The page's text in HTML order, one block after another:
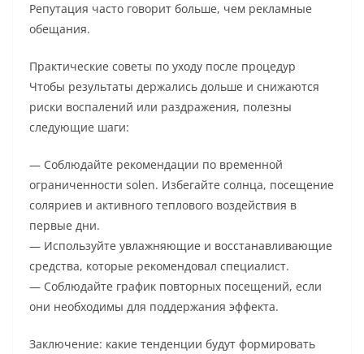
Репутация часто говорит больше, чем рекламные
обещания.
Практические советы по уходу после процедур
Чтобы результаты держались дольше и снижаются
риски воспалений или раздражения, полезны
следующие шаги:
— Соблюдайте рекомендации по временной
ограниченности solen. Избегайте солнца, посещение
соляриев и активного теплового воздействия в
первые дни.
— Используйте увлажняющие и восстанавливающие
средства, которые рекомендовал специалист.
— Соблюдайте график повторных посещений, если
они необходимы для поддержания эффекта.
Заключение: какие тенденции будут формировать